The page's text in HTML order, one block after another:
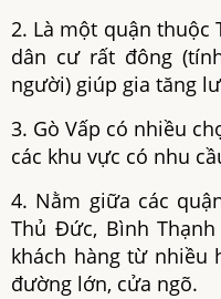
2. Là một quận thuộc
dân cư rất đông
người) giúp gia tăng
3. Gò Vấp có nhiều
các khu vực có nhu
4. Nằm giữa các
Thủ Đức, Bình
khách hàng từ nhiều
đường lớn, cửa ngõ.